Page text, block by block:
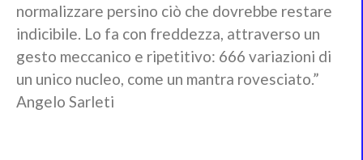
normalizzare persino ciò che dovrebbe restare
indicibile. Lo fa con freddezza, attraverso un
gesto meccanico e ripetitivo: 666 variazioni di
un unico nucleo, come un mantra rovesciato.”
Angelo Sarleti